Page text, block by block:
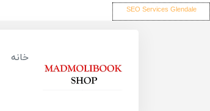
SEO Services Glendale
خانه